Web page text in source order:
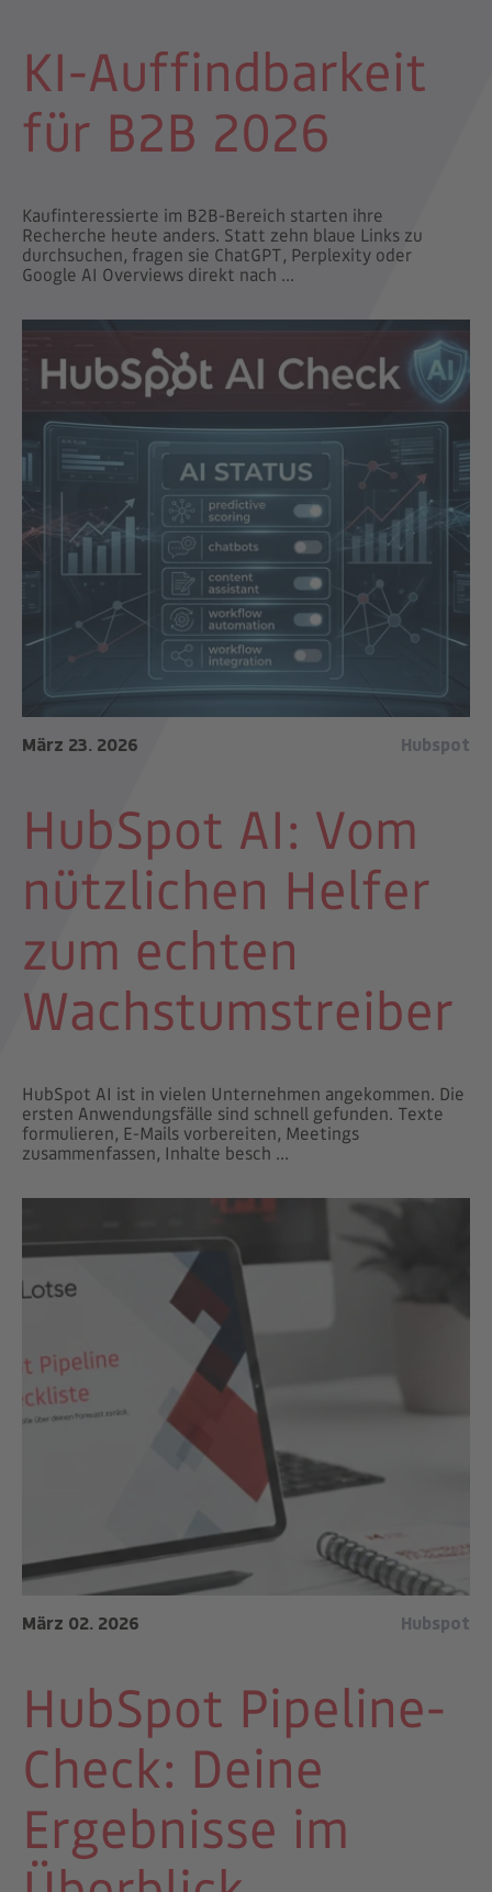
KI-Auffindbarkeit
für B2B 2026
Kaufinteressierte im B2B-Bereich starten ihre
Recherche heute anders. Statt zehn blaue Links zu
durchsuchen, fragen sie ChatGPT, Perplexity oder
Google AI Overviews direkt nach ...
März 23. 2026 Hubspot
HubSpot AI: Vom
nützlichen Helfer
zum echten
Wachstumstreiber
HubSpot AI ist in vielen Unternehmen angekommen. Die
ersten Anwendungsfälle sind schnell gefunden. Texte
formulieren, E-Mails vorbereiten, Meetings
zusammenfassen, Inhalte besch ...
März 02. 2026 Hubspot
HubSpot Pipeline-
Check: Deine
Ergebnisse im